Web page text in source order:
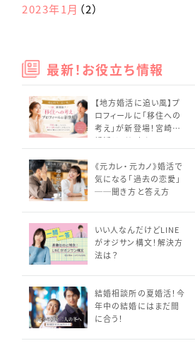
2023年1月 （2）
最新！お役立ち情報
【地方婚活に追い風】プ
ロフィールに「移住への
考え」が新登場！宮崎の
婚活はどう変わる？
《元カレ・元カノ》婚活で
気になる「過去の恋愛」
──聞き方と答え方
いい人なんだけどLINE
がオジサン構文！解決方
法は？
結婚相談所の夏婚活！今
年中の結婚にはまだ間
に合う！